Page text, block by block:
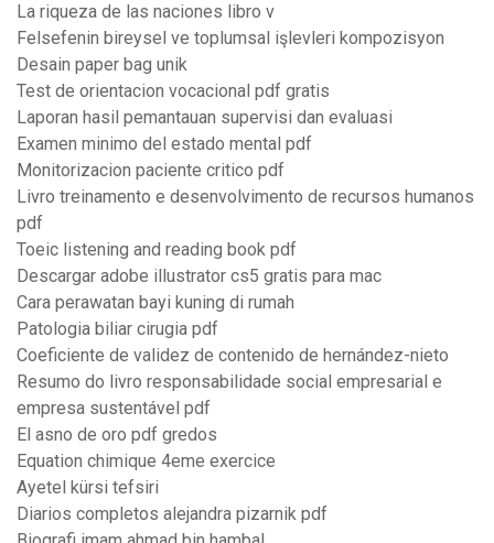
La riqueza de las naciones libro v
Felsefenin bireysel ve toplumsal işlevleri kompozisyon
Desain paper bag unik
Test de orientacion vocacional pdf gratis
Laporan hasil pemantauan supervisi dan evaluasi
Examen minimo del estado mental pdf
Monitorizacion paciente critico pdf
Livro treinamento e desenvolvimento de recursos humanos
pdf
Toeic listening and reading book pdf
Descargar adobe illustrator cs5 gratis para mac
Cara perawatan bayi kuning di rumah
Patologia biliar cirugia pdf
Coeficiente de validez de contenido de hernández-nieto
Resumo do livro responsabilidade social empresarial e
empresa sustentável pdf
El asno de oro pdf gredos
Equation chimique 4eme exercice
Ayetel kürsi tefsiri
Diarios completos alejandra pizarnik pdf